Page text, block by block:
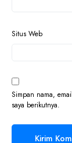
Situs Web
Simpan nama,
saya berikutnya.